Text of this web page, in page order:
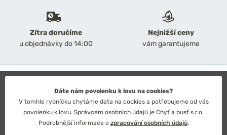
Zítra doručíme
u objednávky do 14:00
Nejnižší ceny
vám garantujeme
Obchodní podmínky
Ochrana osobních údajů
Technické řešení: Simplia s.r.o.
Strategický design: Petr Široký
Dáte nám povolenku k lovu na cookies?
V tomhle rybníčku chytáme data na cookies a potřebujeme od vás
povolenku k lovu. Správcem osobních údajů je Chyť a pusť s.r.o.
Podrobnější informace o zpracování osobních údajů.